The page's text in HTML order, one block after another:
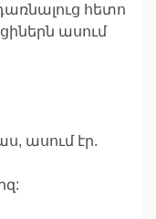
հետո
ասում
ասում էր.